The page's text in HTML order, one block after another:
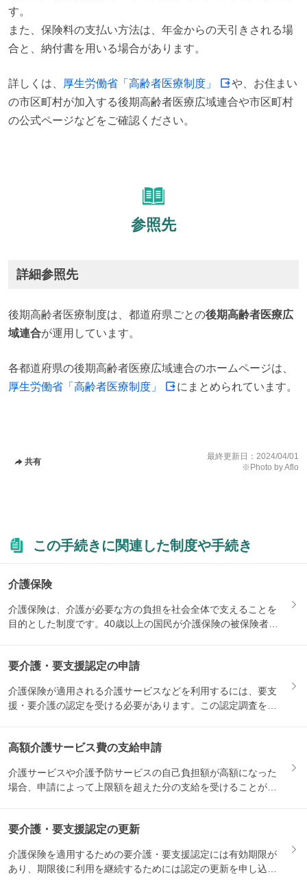
す。
また、保険料の支払い方法は、年金からの天引きされる場
合と、納付書を用いる場合があります。
詳しくは、 厚生労働省「高齢者医療制度」
や、お住まい
の市区町村が加入する後期高齢者医療広域連合や市区町村
の公式ページなどをご確認ください。
参照先
詳細参照先
後期高齢者医療制度は、都道府県ごとの後期高齢者医療広
域連合が運用しています。
各都道府県の後期高齢者医療広域連合のホームページは、
厚生労働省「高齢者医療制度」
にまとめられています。
共有
最終更新日： 2024/04/01
※Photo by Aflo
この手続きに関連した制度や手続き
介護保険
介護保険は、介護が必要な方の負担を社会全体で支えることを
目的とした制度です。40歳以上の国民が介護保険の被保険者と
要介護・要支援認定の申請
介護保険が適用される介護サービスなどを利用するには、要支
援・要介護の認定を受ける必要があります。この認定調査を受
高額介護サービス費の支給申請
介護サービスや介護予防サービスの自己負担額が高額になった
場合、申請によって上限額を超えた分の支給を受けることがで
要介護・要支援認定の更新
介護保険を適用するための要介護・要支援認定には有効期限が
あり、期限後に利用を継続するためには認定の更新を申し込む